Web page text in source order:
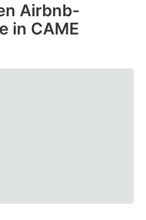
to
get
shortcuts
Airbnb-
in CAME